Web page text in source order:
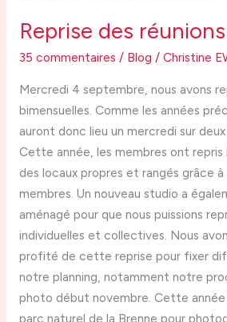
Reprise des
35 commentaires / Blog / Christine
Mercredi 4 septembre, nous avons
bimensuelles. Comme les années
auront donc lieu un mercredi sur
Cette année, les membres ont repris
des locaux propres et rangés grâce à
membres. Un nouveau studio a
aménagé pour que nous puissions
individuelles et collectives. Nous
profité de cette reprise pour fixer
notre planning, notamment notre
photo début novembre. Cette année
parc naturel de la Brenne pour